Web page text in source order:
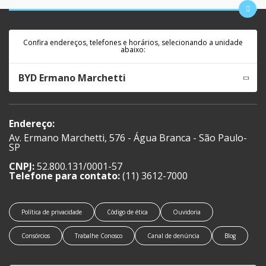
Confira endereços, telefones e horários, selecionando a unidade
abaixo:
BYD Ermano Marchetti
Endereço:
Av. Ermano Marchetti, 576 - Água Branca - São Paulo-
SP
CNPJ:52.800.131/0001-57
Telefone para contato:(11) 3612-7000
Política de privacidade Código de ética Ouvidoria
Consórcios Trabalhe Conosco Canal de denúncia Blog